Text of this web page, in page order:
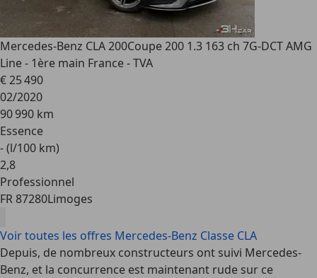
Mercedes-Benz CLA 200Coupe 200 1.3 163 ch 7G-DCT AMG
Line - 1ère main France - TVA
€ 25 490
02/2020
90 990 km
Essence
- (l/100 km)
2,8
Professionnel
FR 87280Limoges
Voir toutes les offres Mercedes-Benz Classe CLA
Depuis, de nombreux constructeurs ont suivi Mercedes-
Benz, et la concurrence est maintenant rude sur ce